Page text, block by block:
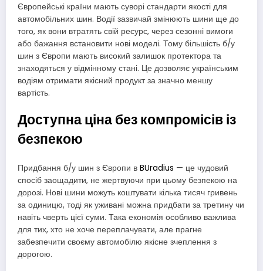
Європейські країни мають суворі стандарти якості для
автомобільних шин. Водії зазвичай змінюють шини ще до
того, як вони втратять свій ресурс, через сезонні вимоги
або бажання встановити нові моделі. Тому більшість б/у
шин з Європи мають високий залишок протектора та
знаходяться у відмінному стані. Це дозволяє українським
водіям отримати якісний продукт за значно меншу
вартість.
Доступна ціна без компромісів із
безпекою
Придбання б/у шин з Європи в BUradius — це чудовий
спосіб заощадити, не жертвуючи при цьому безпекою на
дорозі. Нові шини можуть коштувати кілька тисяч гривень
за одиницю, тоді як уживані можна придбати за третину чи
навіть чверть цієї суми. Така економія особливо важлива
для тих, хто не хоче переплачувати, але прагне
забезпечити своєму автомобілю якісне зчеплення з
дорогою.